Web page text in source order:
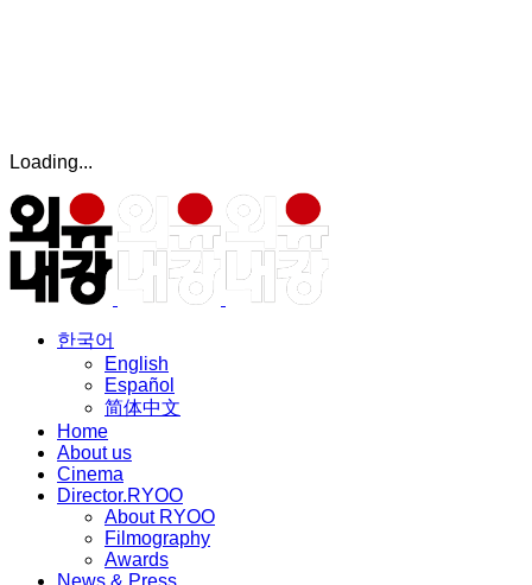
Loading...
한국어
English
Español
简体中文
Home
About us
Cinema
Director.RYOO
About RYOO
Filmography
Awards
News & Press